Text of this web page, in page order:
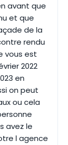
avant que
et que
de la
rendu
vous est
2022
en
on peut
ou cela
avez le
l agence